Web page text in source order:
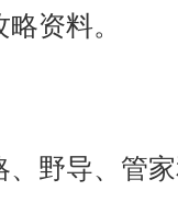
资料。
野导、管家